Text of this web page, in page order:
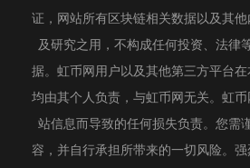
证，网站所有区块链相关数据以及其
及研究之用，不构成任何投资、法律
据。虹币网用户以及其他第三方平台
均由其个人负责，与虹币网无关。虹
站信息而导致的任何损失负责。您需
容，并自行承担所带来的一切风险。